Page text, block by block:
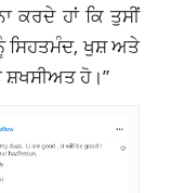
ਕਰਦੇ ਹਾਂ ਕਿ ਤੁਸੀਂ
ਸਿਹਤਮੰਦ, ਖੁਸ਼ ਅਤੇ
​​ਸ਼ਖਸੀਅਤ ਹੋ।”